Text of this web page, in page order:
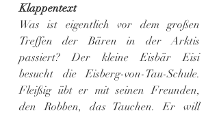
Klappentext
Was ist eigentlich vor dem großen
Treffen der Bären in der Arktis
passiert? Der kleine Eisbär Eisi
besucht die Eisberg-von-Tau-Schule.
Fleißig übt er mit seinen Freunden,
den Robben, das Tauchen. Er will